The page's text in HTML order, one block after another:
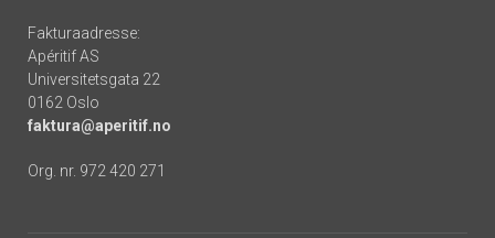
Fakturaadresse:
Apéritif AS
Universitetsgata 22
0162 Oslo
faktura@aperitif.no
Org. nr. 972 420 271